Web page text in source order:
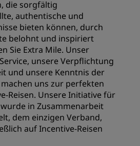
die sorgfältig
authentische und
bieten können, durch
belohnt und inspiriert
Sie Extra Mile. Unser
unsere Verpflichtung
und unsere Kenntnis der
uns zur perfekten
Reisen. Unsere Initiative für
in Zusammenarbeit
dem einzigen Verband,
auf Incentive-Reisen